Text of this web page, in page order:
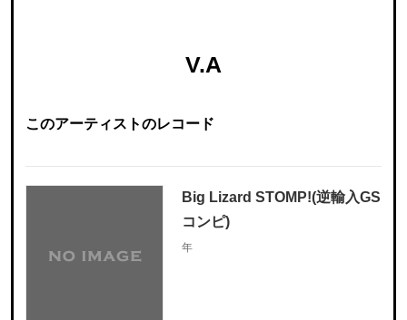
V.A
このアーティストのレコード
Big Lizard STOMP!(逆輸入GS
コンピ)
年